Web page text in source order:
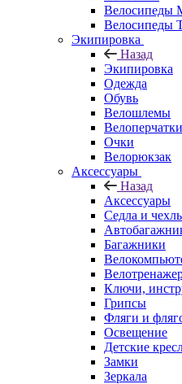
Велосипеды
Велосипеды
Экипировка
Назад
Экипировка
Одежда
Обувь
Велошлемы
Велоперчатки
Очки
Велорюкзак
Аксессуары
Назад
Аксессуары
Седла и
Багажники
Ключи,
Грипсы
Фляги и
Освещение
Детские
Замки
Зеркала